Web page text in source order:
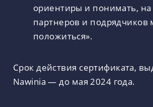
ориентиры и понимать, на
партнеров и
положиться».
Срок действия сертификата,
Nawinia — до мая 2024 года.